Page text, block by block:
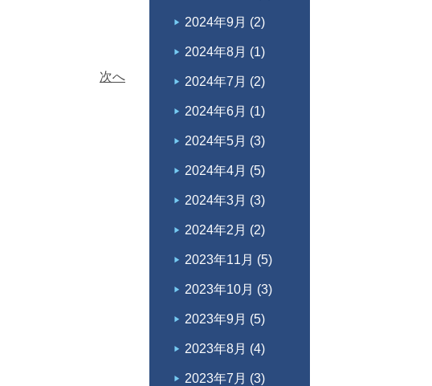
次へ
2024年9月 (2)
2024年8月 (1)
2024年7月 (2)
2024年6月 (1)
2024年5月 (3)
2024年4月 (5)
2024年3月 (3)
2024年2月 (2)
2023年11月 (5)
2023年10月 (3)
2023年9月 (5)
2023年8月 (4)
2023年7月 (3)